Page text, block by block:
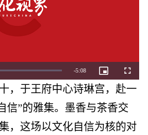
Remaining
Time
-5:08
Picture-
in-
Picture
，于王府中心诗琳宫，赴一
信”的雅集。墨香与茶香交
，这场以文化自信为核的对